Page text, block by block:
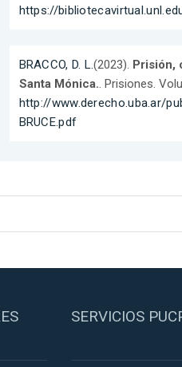
https://
BRACCO, D. L.(2023). Prisión,
Santa Mónica.. Prisiones.
http://www.derecho.uba.ar/
BRUCE.pdf
SERVICIOS